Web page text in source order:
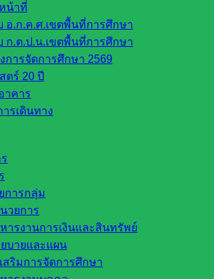
น้าที่
อ.ก.ค.ศ.เขตพื้นที่การศึกษา
ก.ต.ป.น.เขตพื้นที่การศึกษา
การจัดการศึกษา 2569
ตร์ 20 ปี
าคาร
รเดินทาง
การกลุ่ม
วยการ
ารงานการเงินและสินทรัพย์
บายและแผน
สริมการจัดการศึกษา
าเรียนของนักเรียนครั้งที่ ๑
กุมภาพันธ์ 20, 2023
มส่งเสริมการจัดการศึกษา
พันธ์ ๒๕๖๖ เวลา ๑๓.๐๐ น. นางภานุรังษี
และติดตามการเข้าเรียนของนักเรียน
ลังจากที่ได้ติดตามการเข้าเรียนของนักเรียน
๓ กุมภาพันธ์ ๒๕๖๖ ที่ผ่านมา ซึ่งทำให้
นเป็นปกติ พร้อมนี้ได้มอบขนม เครื่องดื่ม เพื่อ
นครั้งนี้